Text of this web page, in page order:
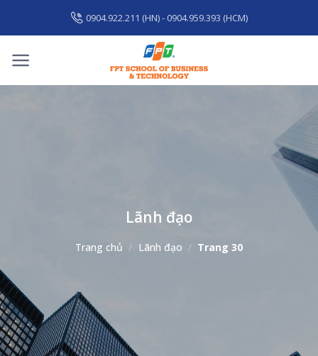
content
0904.922.211 (HN) - 0904.959.393 (HCM)
Lãnh đạo
Trang chủ / Lãnh đạo / Trang 30